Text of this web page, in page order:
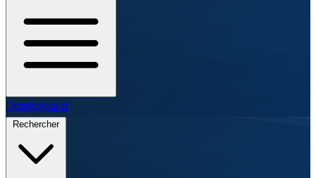
Dashboard
Rechercher